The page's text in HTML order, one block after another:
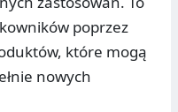
poprzez
które mogą
nowych